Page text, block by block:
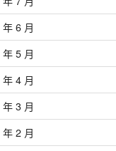
6 月
5 月
4 月
3 月
2 月